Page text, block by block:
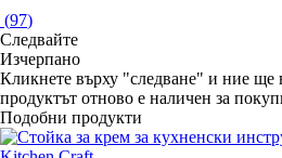
(97)
Следвайте
Изчерпанo
Кликнете върху "следване" и ние ще
продуктът отново е наличен за
Подобни продукти